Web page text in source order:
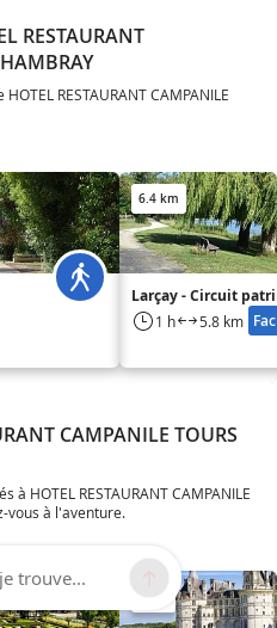
RESTAURANT
RESTAURANT CAMPANILE
6.4 km
Larçay - Circuit
1 h 5.8 km
CAMPANILE TOURS
HOTEL RESTAURANT CAMPANILE
vous à l'aventure.
6 km
trouve...